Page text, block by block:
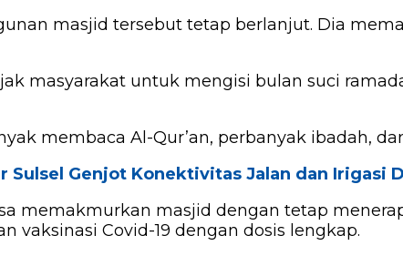
masjid tersebut tetap berlanjut. Dia
masyarakat untuk mengisi bulan suci
membaca Al-Qur’an, perbanyak ibadah,
Sulsel Genjot Konektivitas Jalan dan Irigasi
memakmurkan masjid dengan tetap
vaksinasi Covid-19 dengan dosis lengkap.